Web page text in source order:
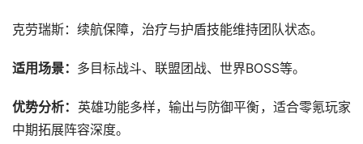
‌克劳瑞斯‌：续航保障，治疗与护盾技能维持团队状态。
‌适用场景‌： 多目标战斗、联盟团战、世界BOSS等。
‌优势分析‌： 英雄功能多样，输出与防御平衡，适合零氪玩家
中期拓展阵容深度。